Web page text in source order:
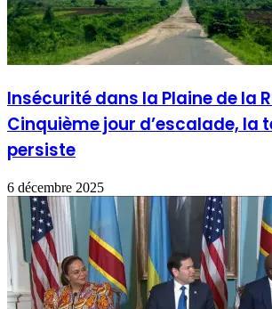
Insécurité dans la Plaine de la
Cinquième jour d’escalade, la
persiste
6 décembre 2025